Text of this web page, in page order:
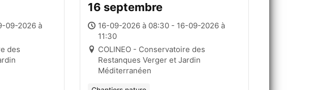
09-2026 à
des
16 septembre
16-09-2026 à 08:30 - 16-09-2026 à
11:30
COLINEO - Conservatoire des
Restanques Verger et Jardin
Méditerranéen